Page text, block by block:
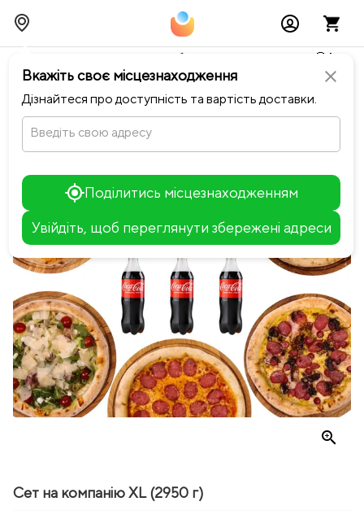
close
Вкажіть своє місцезнаходження
Дізнайтеся про доступність та вартість доставки.
Введіть свою адресу
Поділитись місцезнаходженням
Увійдіть, щоб переглянути збережені адреси
+
−
Тимчасово можливі перебої із онлайн оплатами🥺🔧
chevron_leftПовернутися до Notino Sushi-Pizza
zoom_in
Сет на компанію XL (2950 г)